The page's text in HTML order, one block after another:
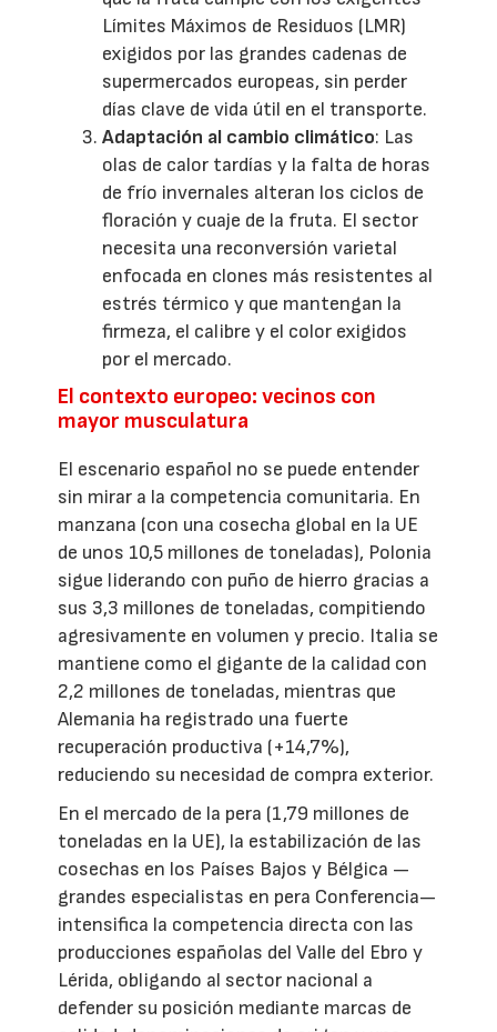
Límites Máximos de Residuos (LMR)
exigidos por las grandes cadenas de
supermercados europeas, sin perder
días clave de vida útil en el transporte.
Adaptación al cambio climático: Las
olas de calor tardías y la falta de horas
de frío invernales alteran los ciclos de
floración y cuaje de la fruta. El sector
necesita una reconversión varietal
enfocada en clones más resistentes al
estrés térmico y que mantengan la
firmeza, el calibre y el color exigidos
por el mercado.
El contexto europeo: vecinos con
mayor musculatura
El escenario español no se puede entender
sin mirar a la competencia comunitaria. En
manzana (con una cosecha global en la UE
de unos 10,5 millones de toneladas), Polonia
sigue liderando con puño de hierro gracias a
sus 3,3 millones de toneladas, compitiendo
agresivamente en volumen y precio. Italia se
mantiene como el gigante de la calidad con
2,2 millones de toneladas, mientras que
Alemania ha registrado una fuerte
recuperación productiva (+14,7%),
reduciendo su necesidad de compra exterior.
En el mercado de la pera (1,79 millones de
toneladas en la UE), la estabilización de las
cosechas en los Países Bajos y Bélgica —
grandes especialistas en pera Conferencia—
intensifica la competencia directa con las
producciones españolas del Valle del Ebro y
Lérida, obligando al sector nacional a
defender su posición mediante marcas de